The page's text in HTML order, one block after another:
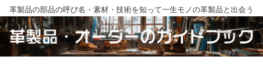
革製品の部品の呼び名・素材・技術を知って一生モノの革製品と出会う